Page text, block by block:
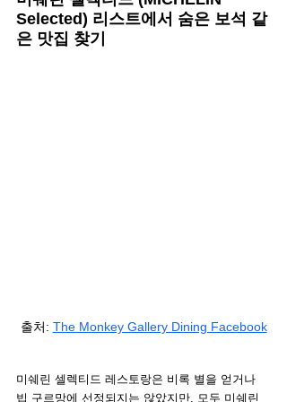
Selected) 리스트에서 숨은 보석 같
은 맛집 찾기
출처: The Monkey Gallery Dining Facebook
미쉐린 셀렉티드 레스토랑은 비록 별을 얻거나
빕 구르망에 선정되지는 않았지만, 모두 미쉐린